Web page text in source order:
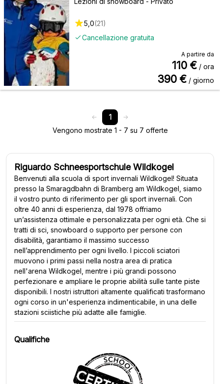
Cancellazione gratuita
5,0(21)
A partire da
110 € / ora
390 € / giorno
1
Vengono mostrate 1 - 7 su 7 offerte
Riguardo Schneesportschule Wildkogel
Benvenuti alla scuola di sport invernali Wildkogel! Situata
presso la Smaragdbahn di Bramberg am Wildkogel, siamo
il vostro punto di riferimento per gli sport invernali. Con
oltre 40 anni di esperienza, dal 1978 offriamo
un’assistenza ottimale e personalizzata per ogni età. Che si
tratti di sci, snowboard o supporto per persone con
disabilità, garantiamo il massimo successo
nell’apprendimento per ogni livello. I piccoli sciatori
muovono i primi passi nella nostra area di pratica
nell'arena Wildkogel, mentre i più grandi possono
perfezionare e ampliare le proprie abilità sulle tante piste
disponibili. I nostri istruttori altamente qualificati trasformano
ogni corso in un'esperienza indimenticabile, in una delle
stazioni sciistiche più adatte alle famiglie.
Qualifiche